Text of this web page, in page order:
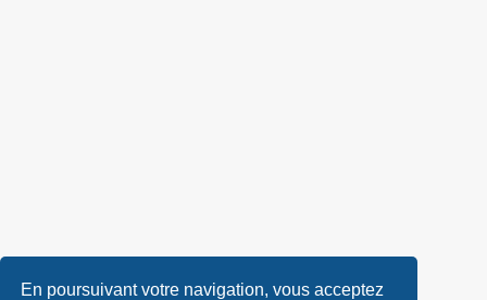
En poursuivant votre navigation, vous acceptez